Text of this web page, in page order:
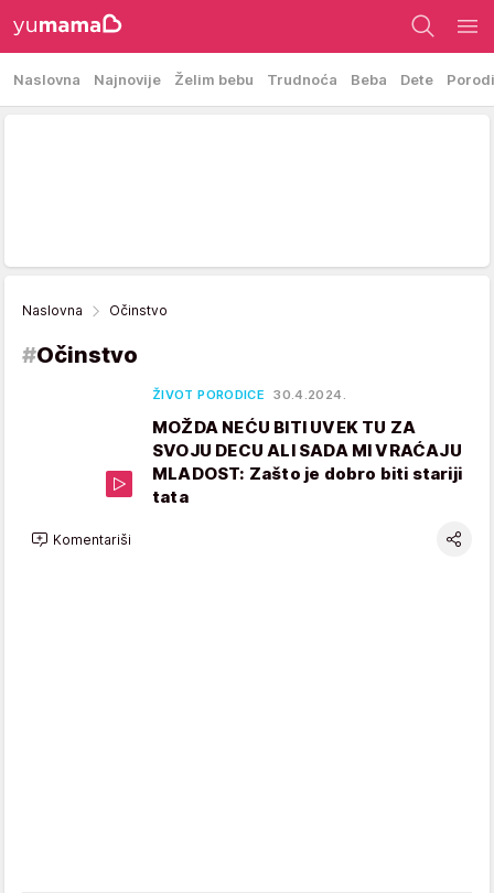
Naslovna Najnovije Želim bebu Trudnoća Beba Dete
Naslovna Očinstvo
#Očinstvo
ŽIVOT PORODICE 30.4.2024.
MOŽDA NEĆU BITI UVEK TU ZA
SVOJU DECU ALI SADA MI VRAĆAJU
MLADOST: Zašto je dobro biti stariji
tata
Komentariši